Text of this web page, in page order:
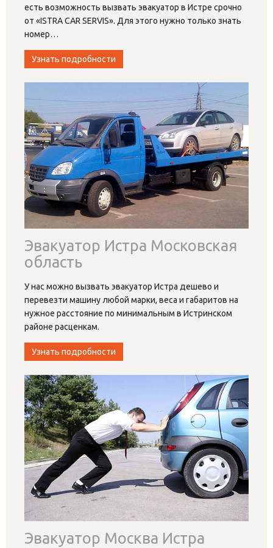
есть возможность вызвать эвакуатор в Истре срочно
от «ISTRA CAR SERVIS». Для этого нужно только знать
номер…
Узнать подробности
Эвакуатор Истра Московская
область
У нас можно вызвать эвакуатор Истра дешево и
перевезти машину любой марки, веса и габаритов на
нужное расстояние по минимальным в Истринском
районе расценкам.
Узнать подробности
Эвакуатор Москва Истра